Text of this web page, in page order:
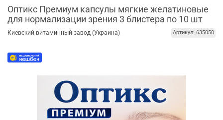
Оптикс Премиум капсулы мягкие желатиновые
для нормализации зрения 3 блистера по 10 шт
Киевский витаминный завод (Украина) Артикул: 635050